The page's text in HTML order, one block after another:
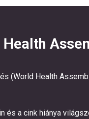
(World Health
és a cink hiánya